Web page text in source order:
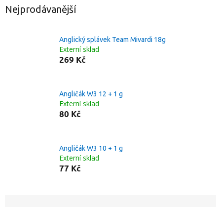
Nejprodávanější
Anglický splávek Team Mivardi 18g
Externí sklad
269 Kč
Angličák W3 12 + 1 g
Externí sklad
80 Kč
Angličák W3 10 + 1 g
Externí sklad
77 Kč